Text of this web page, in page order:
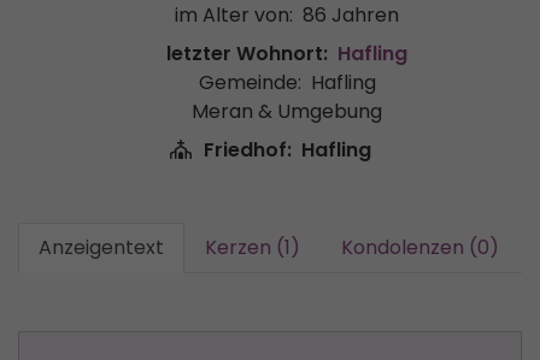
im Alter von: 86 Jahren
letzter Wohnort: Hafling
Gemeinde: Hafling
Meran & Umgebung
Friedhof: Hafling
Anzeigentext Kerzen (1) Kondolenzen (0)